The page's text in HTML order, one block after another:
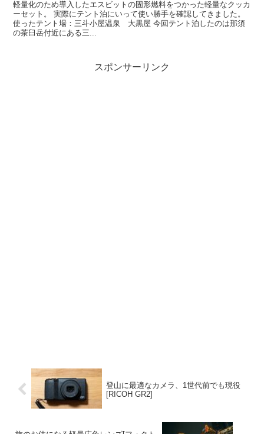
軽量化のため導入したエスビットの固形燃料をつかった軽量なクッカ
ーセット。 実際にテント泊にいって使い勝手を確認してきました。
使ったテント場：三斗小屋温泉 大黒屋 今回テント泊したのは那須
の茶臼岳付近にある三...
スポンサーリンク
登山に最適なカメラ、1世代前でも現役
[RICOH GR2]